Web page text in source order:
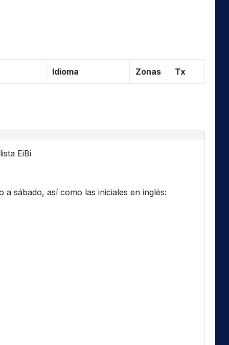
Idioma Zonas Tx
EiBi
sábado, así como las iniciales en inglés: